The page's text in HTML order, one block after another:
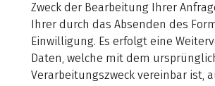
Zweck der Bearbeitung Ihrer
Ihrer durch das Absenden des
Einwilligung. Es erfolgt eine
Daten, welche mit dem
Verarbeitungszweck vereinbar ist,